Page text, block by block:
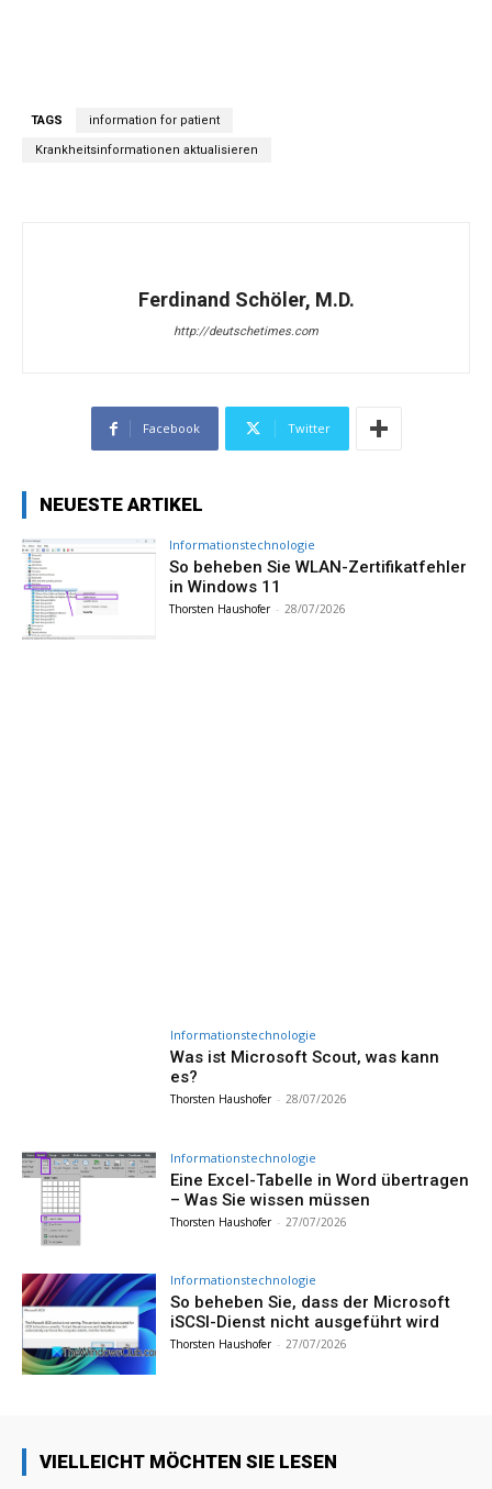
TAGS information for patient
Krankheitsinformationen aktualisieren
Ferdinand Schöler, M.D.
http://deutschetimes.com
Facebook Twitter
NEUESTE ARTIKEL
Informationstechnologie
So beheben Sie WLAN-Zertifikatfehler
in Windows 11
Thorsten Haushofer - 28/07/2026
Informationstechnologie
Was ist Microsoft Scout, was kann
es?
Thorsten Haushofer - 28/07/2026
Informationstechnologie
Eine Excel-Tabelle in Word übertragen
– Was Sie wissen müssen
Thorsten Haushofer - 27/07/2026
Informationstechnologie
So beheben Sie, dass der Microsoft
iSCSI-Dienst nicht ausgeführt wird
Thorsten Haushofer - 27/07/2026
VIELLEICHT MÖCHTEN SIE LESEN